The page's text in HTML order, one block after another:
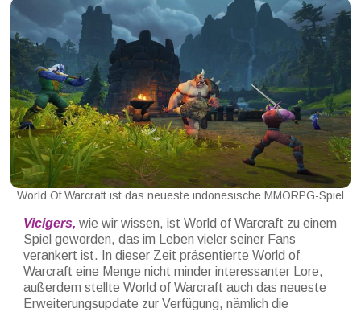
World Of Warcraft ist das neueste indonesische MMORPG-Spiel
Vicigers, wie wir wissen, ist World of Warcraft zu einem
Spiel geworden, das im Leben vieler seiner Fans
verankert ist. In dieser Zeit präsentierte World of
Warcraft eine Menge nicht minder interessanter Lore,
außerdem stellte World of Warcraft auch das neueste
Erweiterungsupdate zur Verfügung, nämlich die